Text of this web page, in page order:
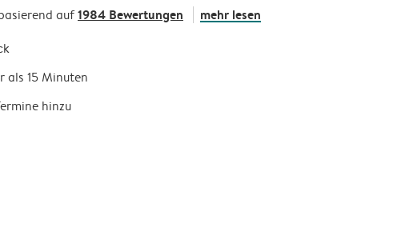
auf1984 Bewertungen mehr lesen
als 15 Minuten
hinzu